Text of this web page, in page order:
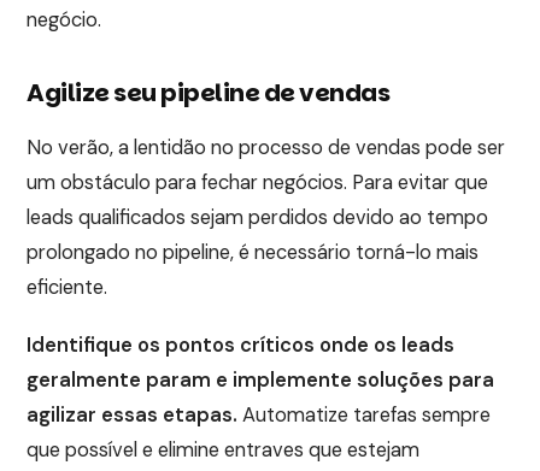
negócio.
Agilize seu pipeline de vendas
No verão, a lentidão no processo de vendas pode ser
um obstáculo para fechar negócios. Para evitar que
leads qualificados sejam perdidos devido ao tempo
prolongado no pipeline, é necessário torná-lo mais
eficiente.
Identifique os pontos críticos onde os leads
geralmente param e implemente soluções para
agilizar essas etapas.Automatize tarefas sempre
que possível e elimine entraves que estejam